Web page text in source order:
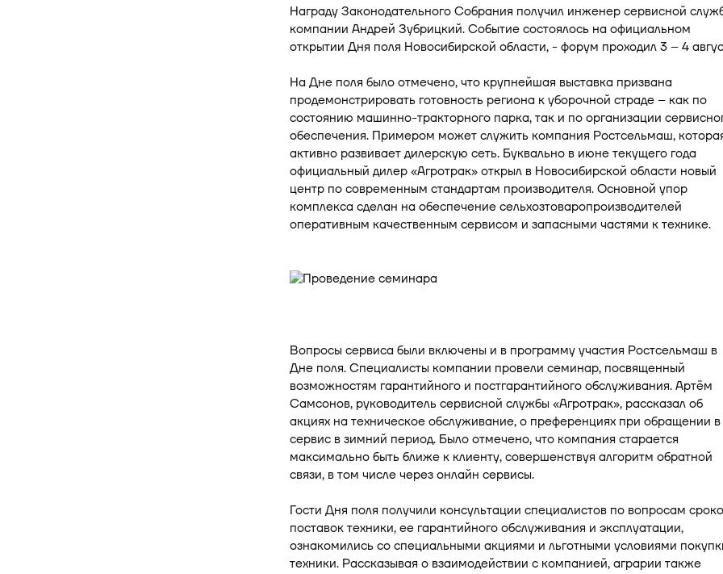
Награду Законодательного Собрания получил инженер сервисной
компании Андрей Зубрицкий. Событие состоялось на официальном
открытии Дня поля Новосибирской области, - форум проходил 3 – 4
На Дне поля было отмечено, что крупнейшая выставка призвана
продемонстрировать готовность региона к уборочной страде – как по
состоянию машинно-тракторного парка, так и по организации
обеспечения. Примером может служить компания Ростсельмаш,
активно развивает дилерскую сеть. Буквально в июне текущего года
официальный дилер «Агротрак» открыл в Новосибирской области новый
центр по современным стандартам производителя. Основной упор
комплекса сделан на обеспечение сельхозтоваропроизводителей
оперативным качественным сервисом и запасными частями к технике.
Вопросы сервиса были включены и в программу участия Ростсельмаш в
Дне поля. Специалисты компании провели семинар, посвященный
возможностям гарантийного и постгарантийного обслуживания. Артём
Самсонов, руководитель сервисной службы «Агротрак», рассказал об
акциях на техническое обслуживание, о преференциях при обращении в
сервис в зимний период. Было отмечено, что компания старается
максимально быть ближе к клиенту, совершенствуя алгоритм обратной
связи, в том числе через онлайн сервисы.
Гости Дня поля получили консультации специалистов по вопросам
поставок техники, ее гарантийного обслуживания и эксплуатации,
ознакомились со специальными акциями и льготными условиями
техники. Рассказывая о взаимодействии с компанией, аграрии также